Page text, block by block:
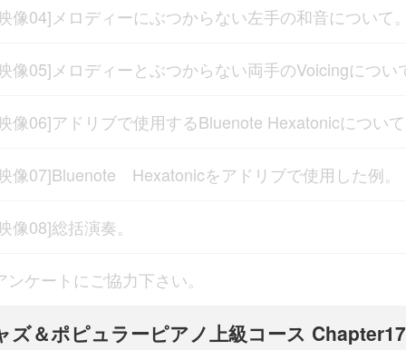
像04]メロディーにぶつからない左手の和音について
像05]メロディーとぶつからない両手のVoicingについ
像06]アドリブで使用するBluenote Hexatonicについ
像07]Bluenote Hexatonicをアドリブで使用した例。
像08]総括演奏。
ンケートにご協力下さい。
ズ＆ポピュラーピアノ上級コース Chapter17